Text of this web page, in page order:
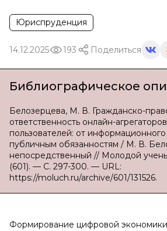
Юриспруденция
14.12.2025 193 Поделиться
Библиографическое
Белозерцева, М. В. Гражданско-
ответственность онлайн-
пользователей: от
публичным обязанностям / М. В.
непосредственный // Молодой
(601). — С. 297-300. — URL:
https://moluch.ru/archive/601/131526.
Формирование цифровой